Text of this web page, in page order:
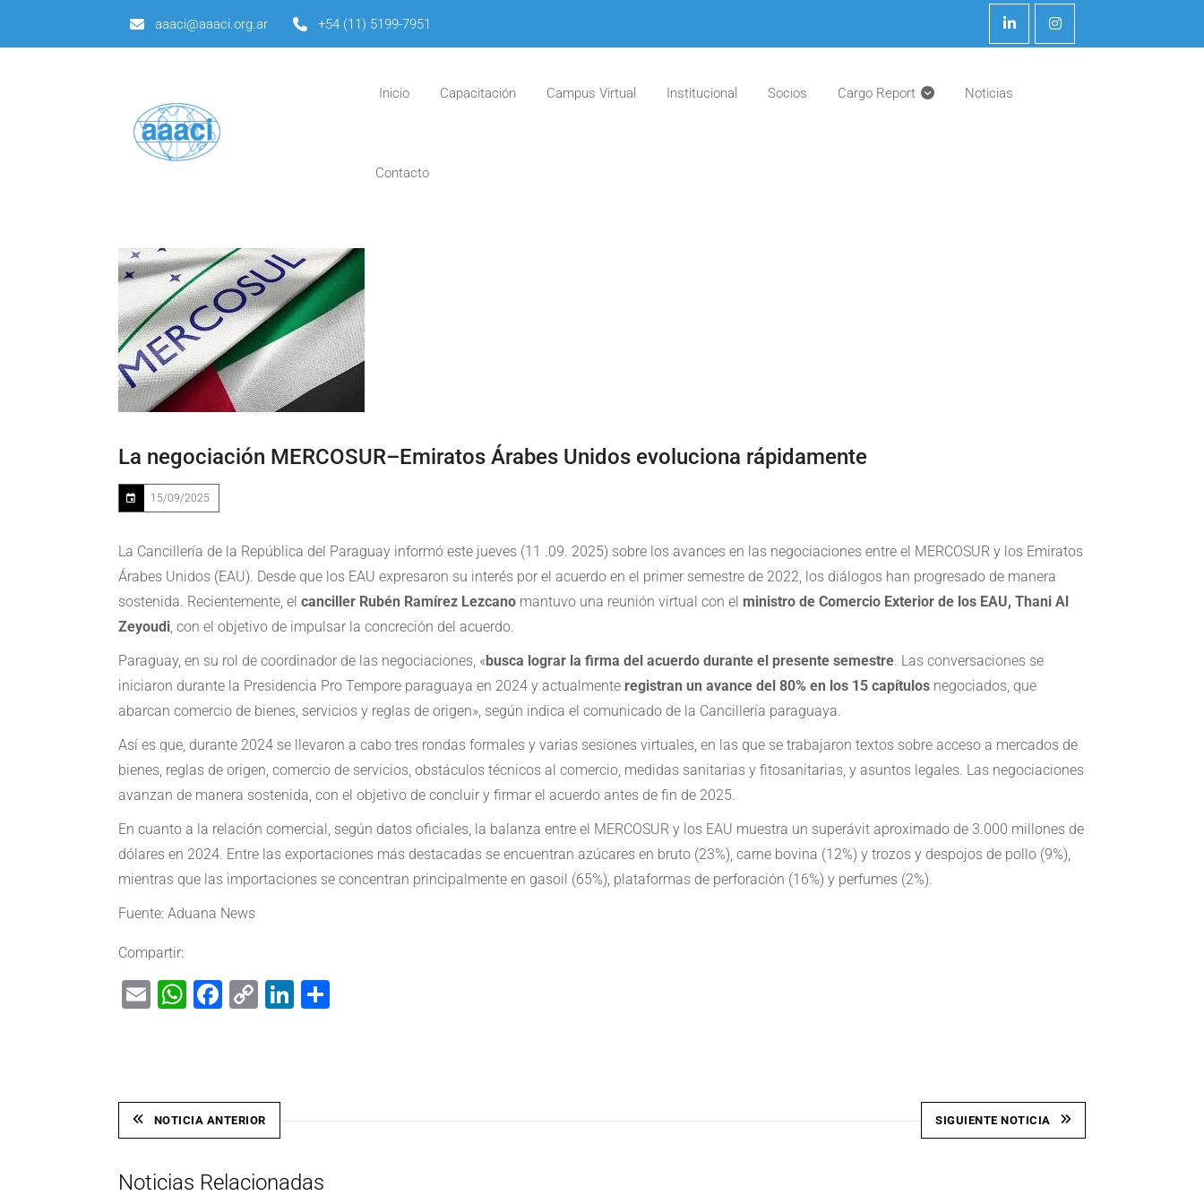
aaaci@aaaci.org.ar +54 (11) 5199-7951
Inicio Capacitación Campus Virtual Institucional Socios Cargo Report Noticias
Contacto
La negociación MERCOSUR–Emiratos Árabes Unidos evoluciona rápidamente
15/09/2025
La Cancillería de la República del Paraguay informó este jueves (11 .09. 2025) sobre los avances en las negociaciones entre el MERCOSUR y los Emiratos
Árabes Unidos (EAU). Desde que los EAU expresaron su interés por el acuerdo en el primer semestre de 2022, los diálogos han progresado de manera
sostenida. Recientemente, el canciller Rubén Ramírez Lezcano mantuvo una reunión virtual con el ministro de Comercio Exterior de los EAU, Thani Al
Zeyoudi, con el objetivo de impulsar la concreción del acuerdo.
Paraguay, en su rol de coordinador de las negociaciones, «busca lograr la firma del acuerdo durante el presente semestre. Las conversaciones se
iniciaron durante la Presidencia Pro Tempore paraguaya en 2024 y actualmente registran un avance del 80% en los 15 capítulos negociados, que
abarcan comercio de bienes, servicios y reglas de origen», según indica el comunicado de la Cancillería paraguaya.
Así es que, durante 2024 se llevaron a cabo tres rondas formales y varias sesiones virtuales, en las que se trabajaron textos sobre acceso a mercados de
bienes, reglas de origen, comercio de servicios, obstáculos técnicos al comercio, medidas sanitarias y fitosanitarias, y asuntos legales. Las negociaciones
avanzan de manera sostenida, con el objetivo de concluir y firmar el acuerdo antes de fin de 2025.
En cuanto a la relación comercial, según datos oficiales, la balanza entre el MERCOSUR y los EAU muestra un superávit aproximado de 3.000 millones de
dólares en 2024. Entre las exportaciones más destacadas se encuentran azúcares en bruto (23%), carne bovina (12%) y trozos y despojos de pollo (9%),
mientras que las importaciones se concentran principalmente en gasoil (65%), plataformas de perforación (16%) y perfumes (2%).
Fuente: Aduana News
Compartir:
EmailWhatsApp
Facebook
CopyLinkedIn
NOTICIA ANTERIOR SIGUIENTE NOTICIA
Noticias Relacionadas